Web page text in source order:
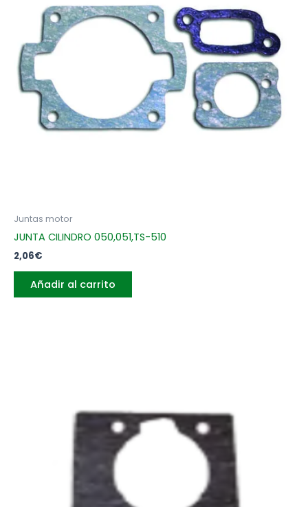
Juntas motor
JUNTA CILINDRO 050,051,TS-510
2,06€
Añadir al carrito